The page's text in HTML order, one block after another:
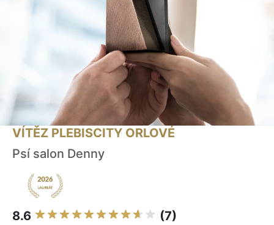
VÍTĚZ PLEBISCITY ORLOVÉ
Psí salon Denny
8.6 (7)